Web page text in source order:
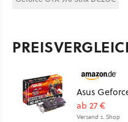
Asus
ab 27 €
Versand s. Shop